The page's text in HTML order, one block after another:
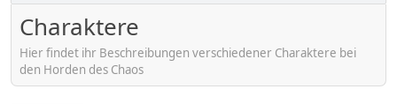
Charaktere
Hier findet ihr Beschreibungen verschiedener Charaktere bei
den Horden des Chaos